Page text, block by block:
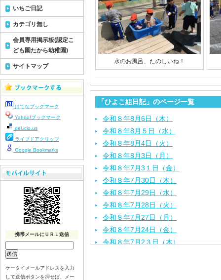
水のお風呂、たのしいね！
「ひよこ組日記」のページ一覧
令和８年8月6日（木）
令和８年8月５日（水）
令和８年8月4日（火）
令和８年8月3日（月）
令和８年7月3１日（金）
令和８年7月30日（木）
令和８年7月29日（水）
令和８年7月28日（火）
令和８年7月27日（月）
令和８年7月24日（金）
令和８年7月2３日（木）
いちご日記
カテゴリ無し
会員専用掲示板(認定こ
ども園たから幼稚園)
サイトマップ
はてなブックマーク
Yahoo!ブックマーク
del.icio.us
ライブドアクリップ
Google Bookmarks
携帯メールにＵＲＬ送信
ケータイメールアドレスを入力
して送信ボタンを押せば、メー